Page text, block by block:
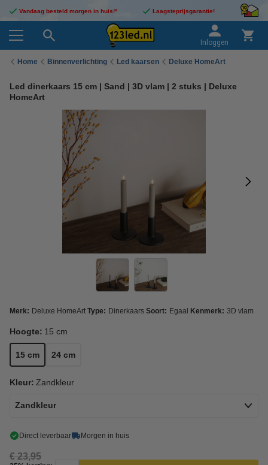
Vandaag besteld morgen in huis!* Laagsteprijsgarantie!
Inloggen
Home Binnenverlichting Led kaarsen Deluxe HomeArt
Led dinerkaars 15 cm | Sand | 3D vlam | 2 stuks | Deluxe
HomeArt
Merk: Deluxe HomeArt Type: Dinerkaars Soort: Egaal Kenmerk: 3D vlam
Hoogte: 15 cm
15 cm 24 cm
Kleur: Zandkleur
Zandkleur
Direct leverbaar Morgen in huis
€ 23,95